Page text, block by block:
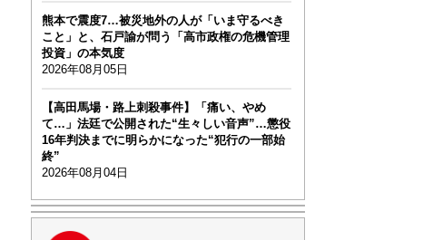
熊本で震度7…被災地外の人が「いま守るべき
こと」と、石戸諭が問う「高市政権の危機管理
投資」の本気度
2026年08月05日
【高田馬場・路上刺殺事件】「痛い、やめ
て…」法廷で公開された“生々しい音声”…懲役
16年判決までに明らかになった“犯行の一部始
終”
2026年08月04日